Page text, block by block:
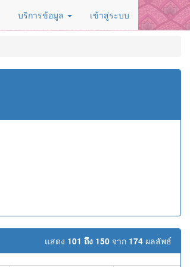
บริการข้อมูล เข้าสู่ระบบ
แสดง 101 ถึง 150 จาก 174 ผลลัพธ์